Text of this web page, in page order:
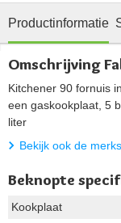
Productinformatie
Omschrijving
Kitchener 90 fornuis
een gaskookplaat, 5
liter
Bekijk ook de
Beknopte
Kookplaat